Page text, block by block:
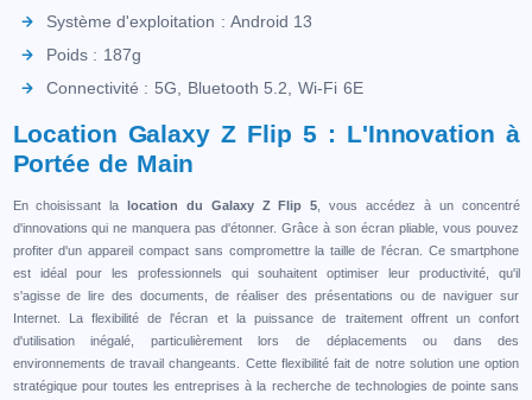
Système d'exploitation : Android 13
Poids : 187g
Connectivité : 5G, Bluetooth 5.2, Wi-Fi 6E
Location Galaxy Z Flip 5 : L'Innovation à
Portée de Main
En choisissant lalocation du Galaxy Z Flip 5 , vous accédez à un concentré
d'innovations qui ne manquera pas d'étonner. Grâce à son écran pliable, vous pouvez
profiter d'un appareil compact sans compromettre la taille de l'écran. Ce smartphone
est idéal pour les professionnels qui souhaitent optimiser leur productivité, qu'il
s'agisse de lire des documents, de réaliser des présentations ou de naviguer sur
Internet. La flexibilité de l'écran et la puissance de traitement offrent un confort
d'utilisation inégalé, particulièrement lors de déplacements ou dans des
environnements de travail changeants. Cette flexibilité fait de notre solution une option
stratégique pour toutes les entreprises à la recherche de technologies de pointe sans